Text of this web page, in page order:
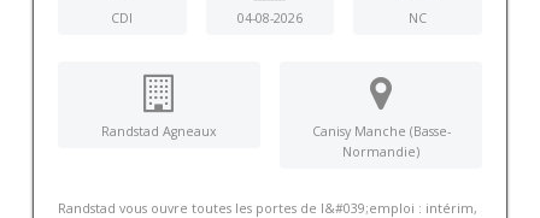
CDI 04-08-2026 NC
Randstad Agneaux
Canisy Manche (Basse-
Normandie)
Randstad vous ouvre toutes les portes de l&#039;emploi : intérim,